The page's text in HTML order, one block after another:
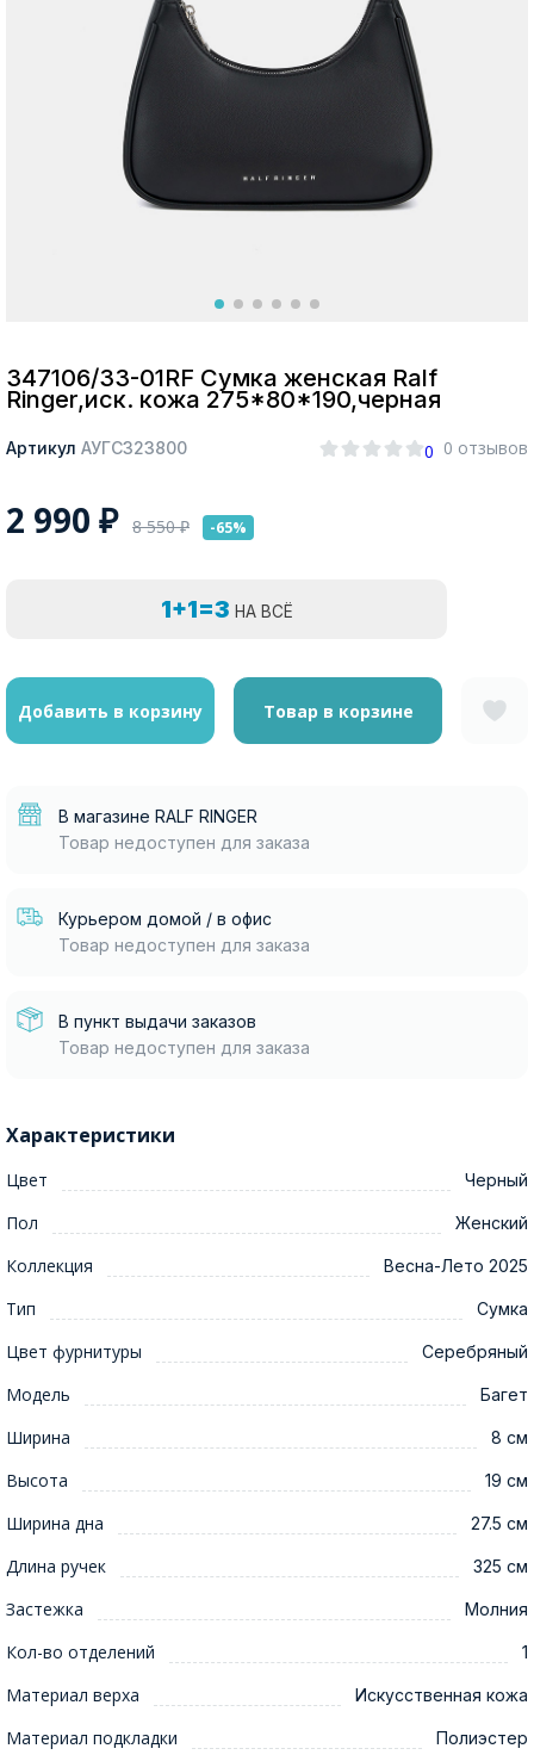
Москва
Покупателям
347106/33-01RF Сумка женская Ralf
Ringer,иск. кожа 275*80*190,черная
Артикул АУГС323800 0 0 отзывов
2 990 ₽ 8 550₽ -65%
1+1=3 НА ВСЁ
Добавить в корзину Товар в корзине
В магазине RALF RINGER
Товар недоступен для заказа
Курьером домой / в офис
Товар недоступен для заказа
В пункт выдачи заказов
Товар недоступен для заказа
Характеристики
Цвет Черный
Пол Женский
Коллекция Весна-Лето 2025
Тип Сумка
Цвет фурнитуры Серебряный
Модель Багет
Ширина 8 см
Высота 19 см
Ширина дна 27.5 см
Длина ручек 325 см
Застежка Молния
Кол-во отделений 1
Материал верха Искусственная кожа
Материал подкладки Полиэстер